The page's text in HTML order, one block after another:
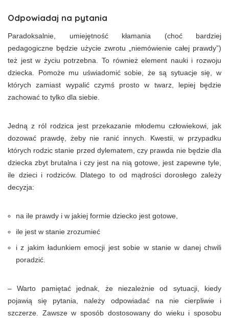
Odpowiadaj na pytania
Paradoksalnie, umiejętność kłamania (choć bardziej
pedagogiczne będzie użycie zwrotu „niemówienie całej prawdy”)
też jest w życiu potrzebna. To również element nauki i rozwoju
dziecka. Pomoże mu uświadomić sobie, że są sytuacje się, w
których zamiast wypalić czymś prosto w twarz, lepiej będzie
zachować to tylko dla siebie.
Jedną z ról rodzica jest przekazanie młodemu człowiekowi, jak
dozować prawdę, żeby nie ranić innych. Kwestii, w przypadku
których rodzic stanie przed dylematem, czy prawda nie będzie dla
dziecka zbyt brutalna i czy jest na nią gotowe, jest zapewne tyle,
ile dzieci i rodziców. Dlatego to od mądrości dorosłego zależy
decyzja:
na ile prawdy i w jakiej formie dziecko jest gotowe,
ile jest w stanie zrozumieć
i z jakim ładunkiem emocji jest sobie w stanie w danej chwili
poradzić.
– Warto pamiętać jednak, że niezależnie od sytuacji, kiedy
pojawią się pytania, należy odpowiadać na nie cierpliwie i
szczerze. Zawsze w sposób dostosowany do wieku i sposobu